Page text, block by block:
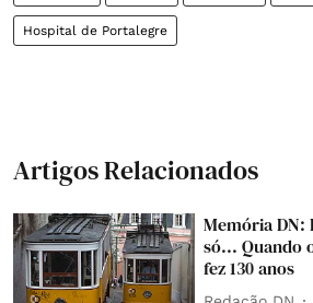
Hospital de Portalegre
Artigos Relacionados
Memória DN:
só... Quando
fez 130 anos